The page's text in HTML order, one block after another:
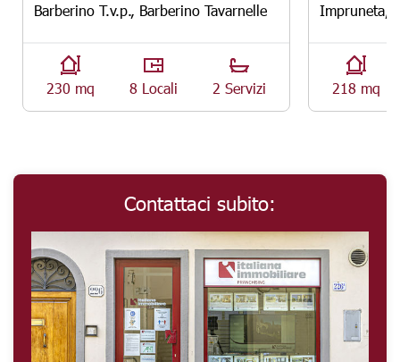
Barberino T.v.p., Barberino Tavarnelle
230 mq 8 Locali 2 Servizi
Impruneta,
218 mq
Contattaci subito: